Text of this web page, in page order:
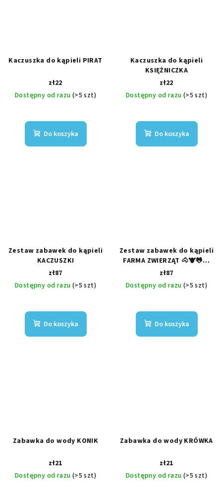
Kaczuszka do kąpieli PIRAT
zł22
Dostępny od razu (>5 szt)
Do koszyka
Kaczuszka do kąpieli
KSIĘŻNICZKA
zł22
Dostępny od razu (>5 szt)
Do koszyka
Zestaw zabawek do kąpieli
KACZUSZKI
zł87
Dostępny od razu (>5 szt)
Do koszyka
Zestaw zabawek do kąpieli
FARMA ZWIERZĄT 🐴🐮🐸🦆
🐷
zł87
Dostępny od razu (>5 szt)
Do koszyka
Zabawka do wody KONIK
zł21
Dostępny od razu (>5 szt)
Zabawka do wody KRÓWKA
zł21
Dostępny od razu (>5 szt)